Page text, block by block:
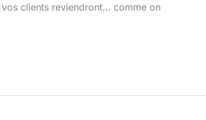
vos clients reviendront… comme on